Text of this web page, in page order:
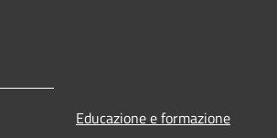
Educazione e formazione